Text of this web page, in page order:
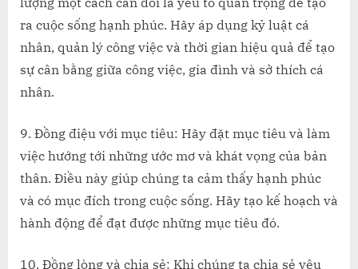
ra cuộc sống hạnh phúc. Hãy áp dụng kỷ luật cá
nhân, quản lý công việc và thời gian hiệu quả để tạo
sự cân bằng giữa công việc, gia đình và sở thích cá
nhân.
9. Đồng điệu với mục tiêu: Hãy đặt mục tiêu và làm
việc hướng tới những ước mơ và khát vọng của bản
thân. Điều này giúp chúng ta cảm thấy hạnh phúc
và có mục đích trong cuộc sống. Hãy tạo kế hoạch và
hành động để đạt được những mục tiêu đó.
10. Đồng lòng và chia sẻ: Khi chúng ta chia sẻ yêu